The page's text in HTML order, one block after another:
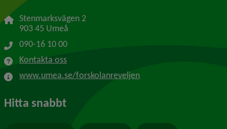
Stenmarksvägen 2
903 45 Umeå
090-16 10 00
Kontakta oss
www.umea.se/forskolanreveljen
Hitta snabbt